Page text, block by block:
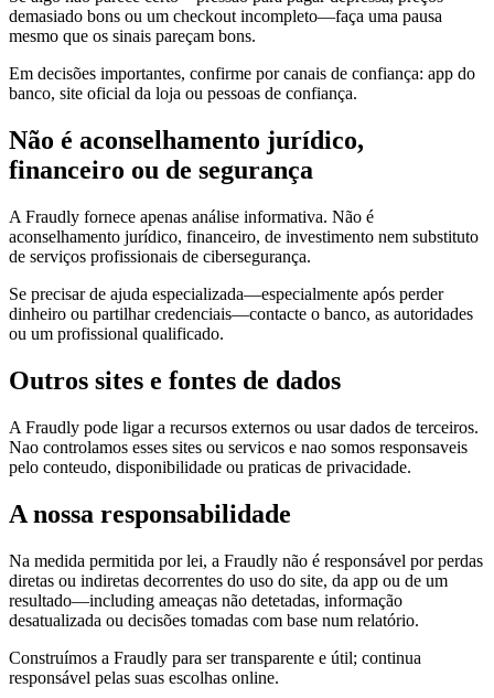
demasiado bons ou um checkout incompleto—faça uma pausa
mesmo que os sinais pareçam bons.
Em decisões importantes, confirme por canais de confiança: app do
banco, site oficial da loja ou pessoas de confiança.
Não é aconselhamento jurídico,
financeiro ou de segurança
A Fraudly fornece apenas análise informativa. Não é
aconselhamento jurídico, financeiro, de investimento nem substituto
de serviços profissionais de cibersegurança.
Se precisar de ajuda especializada—especialmente após perder
dinheiro ou partilhar credenciais—contacte o banco, as autoridades
ou um profissional qualificado.
Outros sites e fontes de dados
A Fraudly pode ligar a recursos externos ou usar dados de terceiros.
Nao controlamos esses sites ou servicos e nao somos responsaveis
pelo conteudo, disponibilidade ou praticas de privacidade.
A nossa responsabilidade
Na medida permitida por lei, a Fraudly não é responsável por perdas
diretas ou indiretas decorrentes do uso do site, da app ou de um
resultado—including ameaças não detetadas, informação
desatualizada ou decisões tomadas com base num relatório.
Construímos a Fraudly para ser transparente e útil; continua
responsável pelas suas escolhas online.